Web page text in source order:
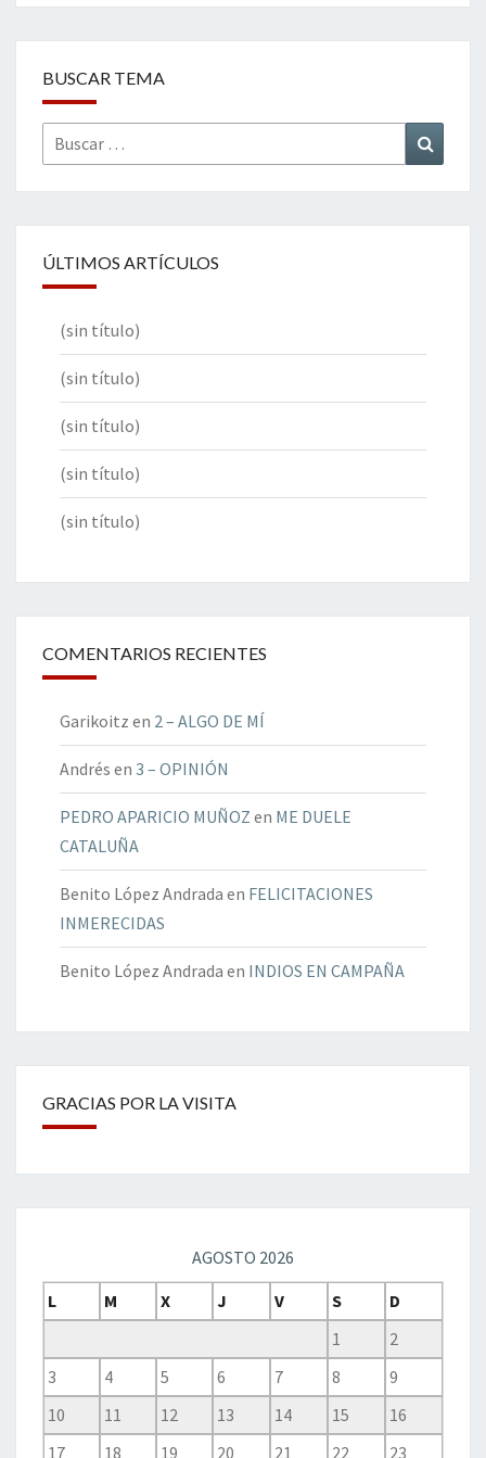
BUSCAR TEMA
Buscar
por:
ÚLTIMOS ARTÍCULOS
(sin título)
(sin título)
(sin título)
(sin título)
(sin título)
COMENTARIOS RECIENTES
Garikoitz en 2 – ALGO DE MÍ
Andrés en 3 – OPINIÓN
PEDRO APARICIO MUÑOZ en ME DUELE
CATALUÑA
Benito López Andrada en FELICITACIONES
INMERECIDAS
Benito López Andrada en INDIOS EN CAMPAÑA
GRACIAS POR LA VISITA
AGOSTO 2026
L
M X J V S
D
1
2
3
4 5 6 7 8
9
10
11 12 13 14 15
16
17
18 19 20 21 22
23